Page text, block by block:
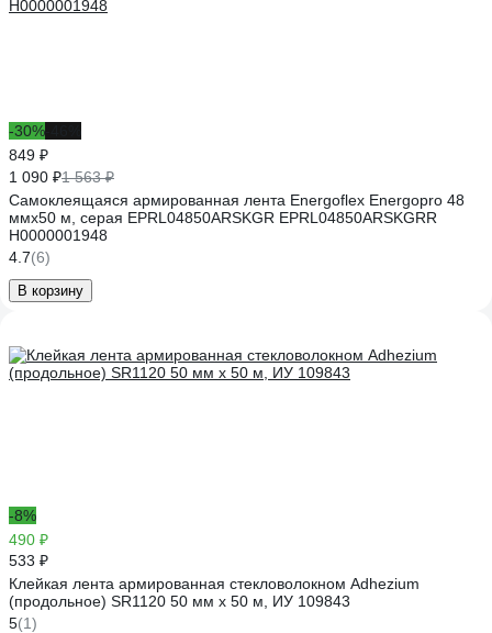
-30%
849 ₽
1 090 ₽1 563 ₽
Самоклеящаяся армированная лента Energoflex Energopro 48
ммх50 м, серая EPRL04850ARSKGR EPRL04850ARSKGRR
Н0000001948
4.7(6)
В корзину
-8%
490 ₽
533 ₽
Клейкая лента армированная стекловолокном Adhezium
(продольное) SR1120 50 мм х 50 м, ИУ 109843
5(1)